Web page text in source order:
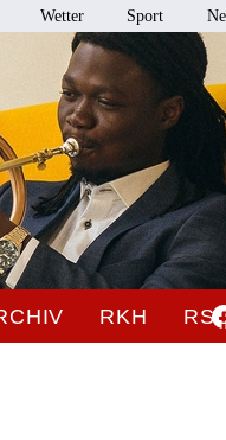
Wetter Sport
RKH